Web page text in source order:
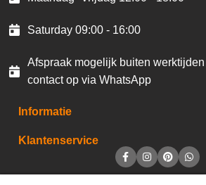
Saturday 09:00 - 16:00
Afspraak mogelijk buiten
contact op via WhatsApp
Informatie
Klantenservice